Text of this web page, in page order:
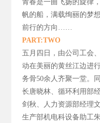
青春是一曲飞扬的旋律，
帆的船，满载绚丽的梦
前行的方向……
PART:TWO
五月四日，由公司工会
动在美丽的黄丝江边进
务骨50余人齐聚一堂。
长唐晓林、循环利用部
剑秋、人力资源部经理
生产部机电科设备助工